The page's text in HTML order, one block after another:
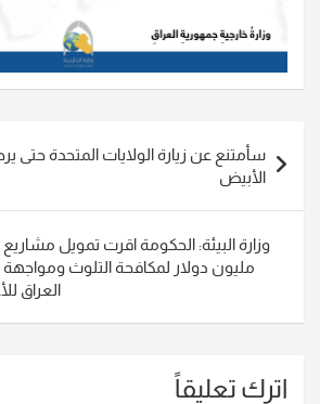
تصفّح
المقالات
سأمتنع عن زيارة الولايات المتحدة حتى
الأبيض‏
مليون دولار لمكافحة التلوث ومواجهة
العراق للأعوام
اترك تعليقاً